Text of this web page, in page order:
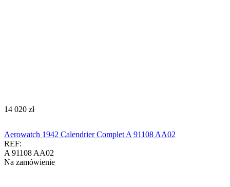
‍14 020‍ zł
Aerowatch 1942 Calendrier Complet A 91108 AA02
REF:
A 91108 AA02
Na zamówienie